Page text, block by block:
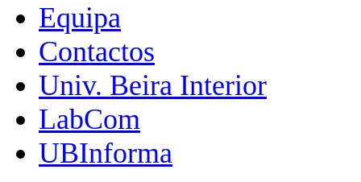
Equipa
Contactos
Univ. Beira Interior
LabCom
UBInforma